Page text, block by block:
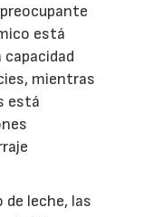
está
mientras
está
de leche, las